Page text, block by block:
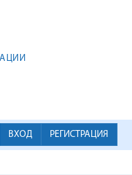
ВХОД РЕГИСТРАЦИЯ